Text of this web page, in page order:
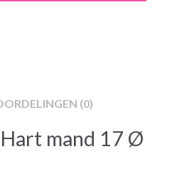
(0)
mand 17 Ø